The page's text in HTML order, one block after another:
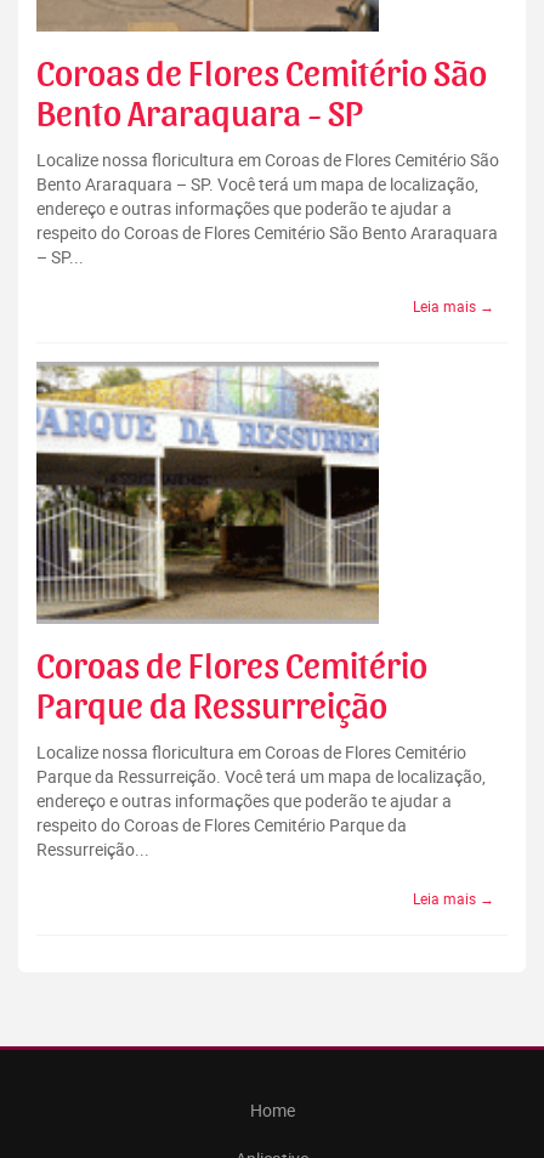
Coroas de Flores Cemitério São
Bento Araraquara - SP
Localize nossa floricultura em Coroas de Flores Cemitério São
Bento Araraquara – SP. Você terá um mapa de localização,
endereço e outras informações que poderão te ajudar a
respeito do Coroas de Flores Cemitério São Bento Araraquara
– SP...
Leia mais →
Coroas de Flores Cemitério
Parque da Ressurreição
Localize nossa floricultura em Coroas de Flores Cemitério
Parque da Ressurreição. Você terá um mapa de localização,
endereço e outras informações que poderão te ajudar a
respeito do Coroas de Flores Cemitério Parque da
Ressurreição...
Leia mais →
Home